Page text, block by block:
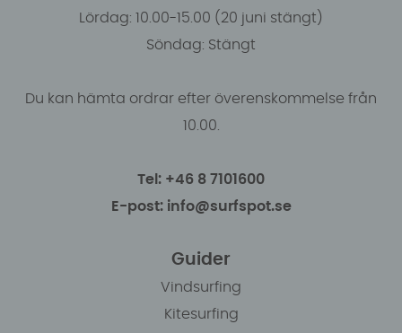
Lördag: 10.00-15.00 (20 juni stängt)
Söndag: Stängt
Du kan hämta ordrar efter överenskommelse från
10.00.
Tel: +46 8 7101600
E-post: info@surfspot.se
Guider
Vindsurfing
Kitesurfing